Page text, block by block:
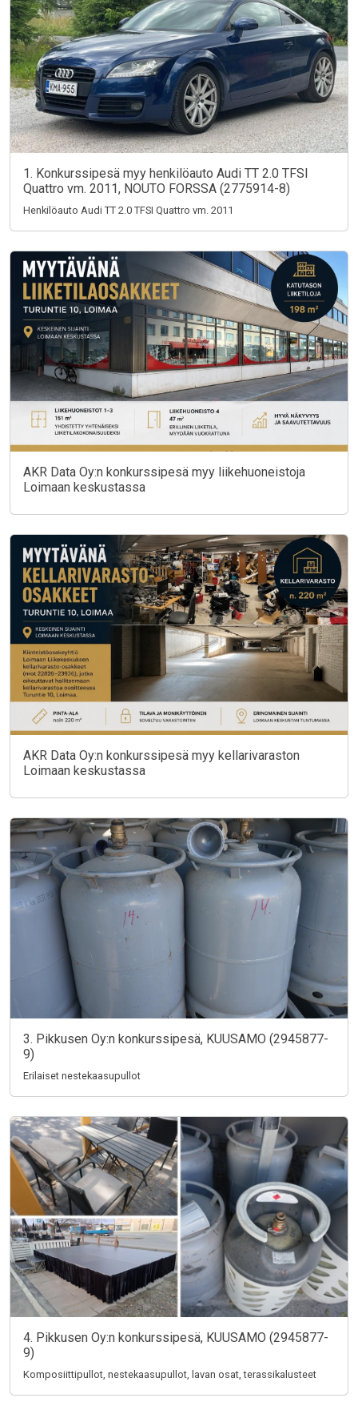
1. Konkurssipesä myy henkilöauto Audi TT 2.0 TFSI
Quattro vm. 2011, NOUTO FORSSA (2775914-8)
Henkilöauto Audi TT 2.0 TFSI Quattro vm. 2011
AKR Data Oy:n konkurssipesä myy liikehuoneistoja
Loimaan keskustassa
AKR Data Oy:n konkurssipesä myy kellarivaraston
Loimaan keskustassa
3. Pikkusen Oy:n konkurssipesä, KUUSAMO (2945877-
9)
Erilaiset nestekaasupullot
4. Pikkusen Oy:n konkurssipesä, KUUSAMO (2945877-
9)
Komposiittipullot, nestekaasupullot, lavan osat, terassikalusteet